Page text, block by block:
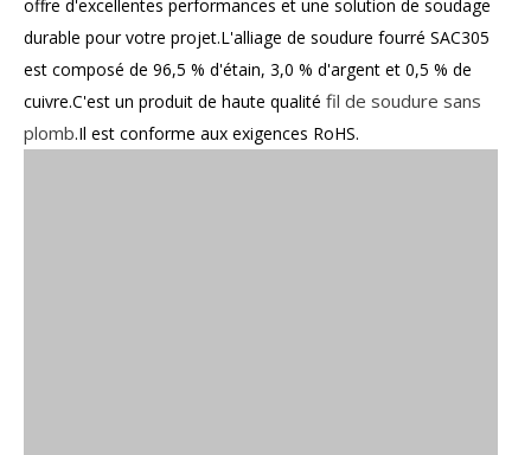
offre d'excellentes performances et une solution de soudage
durable pour votre projet.L'alliage de soudure fourré SAC305
est composé de 96,5 % d'étain, 3,0 % d'argent et 0,5 % de
cuivre.C'est un produit de haute qualité fil de soudure sans
plomb.Il est conforme aux exigences RoHS.